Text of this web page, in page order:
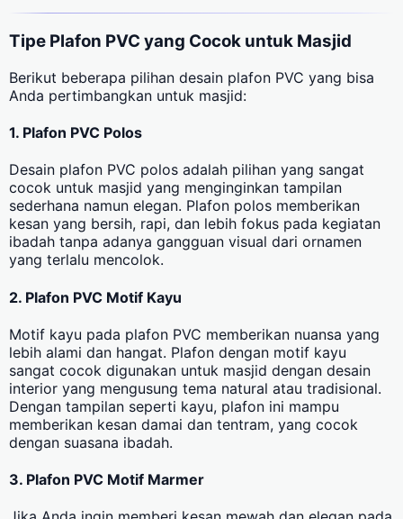
Tipe Plafon PVC yang Cocok untuk Masjid
Berikut beberapa pilihan desain plafon PVC yang bisa
Anda pertimbangkan untuk masjid:
1. Plafon PVC Polos
Desain plafon PVC polos adalah pilihan yang sangat
cocok untuk masjid yang menginginkan tampilan
sederhana namun elegan. Plafon polos memberikan
kesan yang bersih, rapi, dan lebih fokus pada kegiatan
ibadah tanpa adanya gangguan visual dari ornamen
yang terlalu mencolok.
2. Plafon PVC Motif Kayu
Motif kayu pada plafon PVC memberikan nuansa yang
lebih alami dan hangat. Plafon dengan motif kayu
sangat cocok digunakan untuk masjid dengan desain
interior yang mengusung tema natural atau tradisional.
Dengan tampilan seperti kayu, plafon ini mampu
memberikan kesan damai dan tentram, yang cocok
dengan suasana ibadah.
3. Plafon PVC Motif Marmer